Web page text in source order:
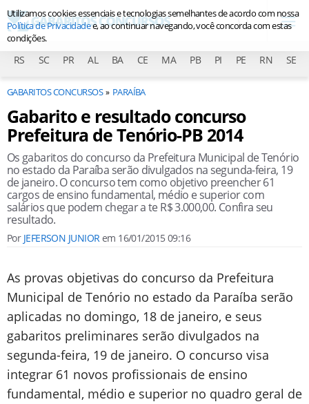
RS SC PR AL BA CE MA PB PI PE RN SE
GABARITOS CONCURSOS PARAÍBA
Gabarito e resultado concurso
Prefeitura de Tenório-PB 2014
Os gabaritos do concurso da Prefeitura Municipal de Tenório
no estado da Paraíba serão divulgados na segunda-feira, 19
de janeiro. O concurso tem como objetivo preencher 61
cargos de ensino fundamental, médio e superior com
salários que podem chegar a te R$ 3.000,00. Confira seu
resultado.
Por JEFERSON JUNIORem 16/01/2015 09:16
As provas objetivas do concurso da Prefeitura
Municipal de Tenório no estado da Paraíba serão
aplicadas no domingo, 18 de janeiro, e seus
gabaritos preliminares serão divulgados na
segunda-feira, 19 de janeiro. O concurso visa
integrar 61 novos profissionais de ensino
fundamental, médio e superior no quadro geral de
Utilizamos cookies essenciais e tecnologias semelhantes de acordo com nossa
Política de Privacidadee, ao continuar navegando, você concorda com estas
condições.